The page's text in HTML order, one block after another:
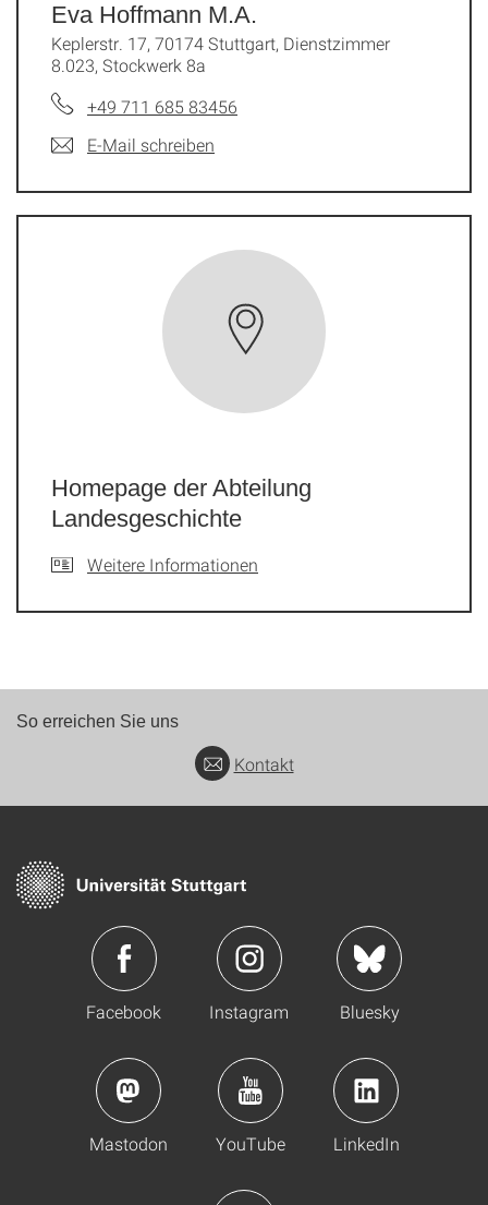
Eva Hoffmann M.A.
Keplerstr. 17, 70174 Stuttgart, Dienstzimmer
8.023, Stockwerk 8a
+49 711 685 83456
E-Mail schreiben
Homepage der Abteilung
Landesgeschichte
Weitere Informationen
So erreichen Sie uns
Kontakt
Facebook Instagram Bluesky
Mastodon YouTube LinkedIn